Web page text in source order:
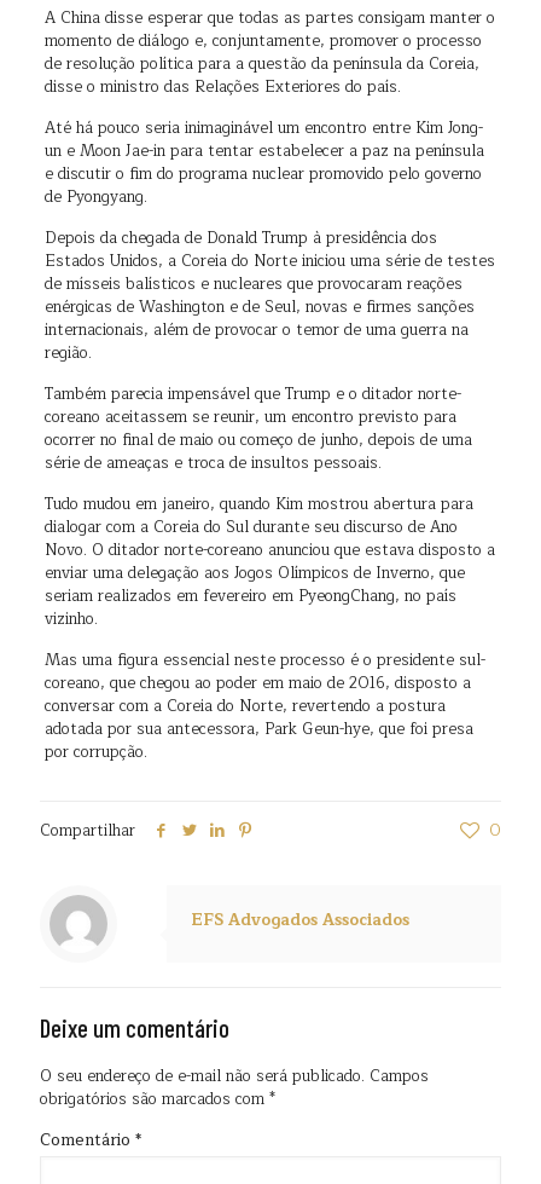
A China disse esperar que todas as partes consigam manter o
momento de diálogo e, conjuntamente, promover o processo
de resolução política para a questão da península da Coreia,
disse o ministro das Relações Exteriores do país.
Até há pouco seria inimaginável um encontro entre Kim Jong-
un e Moon Jae-in para tentar estabelecer a paz na península
e discutir o fim do programa nuclear promovido pelo governo
de Pyongyang.
Depois da chegada de Donald Trump à presidência dos
Estados Unidos, a Coreia do Norte iniciou uma série de testes
de mísseis balísticos e nucleares que provocaram reações
enérgicas de Washington e de Seul, novas e firmes sanções
internacionais, além de provocar o temor de uma guerra na
região.
Também parecia impensável que Trump e o ditador norte-
coreano aceitassem se reunir, um encontro previsto para
ocorrer no final de maio ou começo de junho, depois de uma
série de ameaças e troca de insultos pessoais.
Tudo mudou em janeiro, quando Kim mostrou abertura para
dialogar com a Coreia do Sul durante seu discurso de Ano
Novo. O ditador norte-coreano anunciou que estava disposto a
enviar uma delegação aos Jogos Olímpicos de Inverno, que
seriam realizados em fevereiro em PyeongChang, no país
vizinho.
Mas uma figura essencial neste processo é o presidente sul-
coreano, que chegou ao poder em maio de 2016, disposto a
conversar com a Coreia do Norte, revertendo a postura
adotada por sua antecessora, Park Geun-hye, que foi presa
por corrupção.
Compartilhar 0
EFS Advogados Associados
Deixe um comentário
O seu endereço de e-mail não será publicado. Campos
obrigatórios são marcados com*
Comentário *